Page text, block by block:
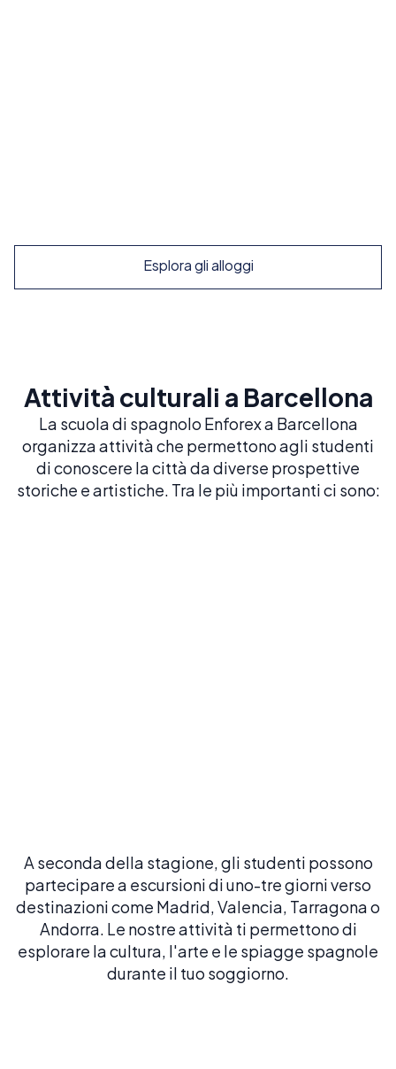
Esplora gli alloggi
Attività culturali a Barcellona
La scuola di spagnolo Enforex a Barcellona
organizza attività che permettono agli studenti
di conoscere la città da diverse prospettive
storiche e artistiche. Tra le più importanti ci sono:
A seconda della stagione, gli studenti possono
partecipare a escursioni di uno-tre giorni verso
destinazioni come Madrid, Valencia, Tarragona o
Andorra. Le nostre attività ti permettono di
esplorare la cultura, l'arte e le spiagge spagnole
durante il tuo soggiorno.